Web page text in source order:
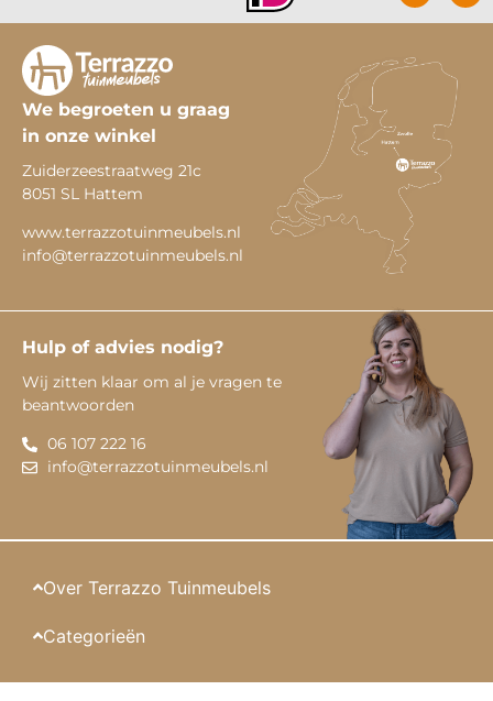
We begroeten u graag
in onze winkel
Zuiderzeestraatweg 21c
8051 SL Hattem
www.terrazzotuinmeubels.nl
info@terrazzotuinmeubels.nl
Hulp of advies nodig?
Wij zitten klaar om al je vragen te
beantwoorden
06 107 222 16
info@terrazzotuinmeubels.nl
Over Terrazzo Tuinmeubels
Categorieën